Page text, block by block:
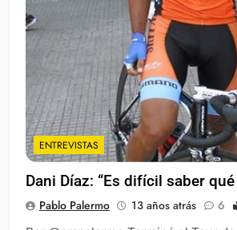
ENTREVISTAS
Dani Díaz: “Es difícil saber
Pablo Palermo 13 años atrás 6